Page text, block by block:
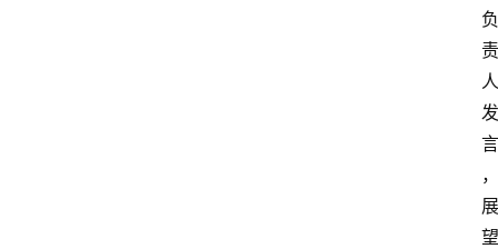
负
责
人
发
言
，
展
望